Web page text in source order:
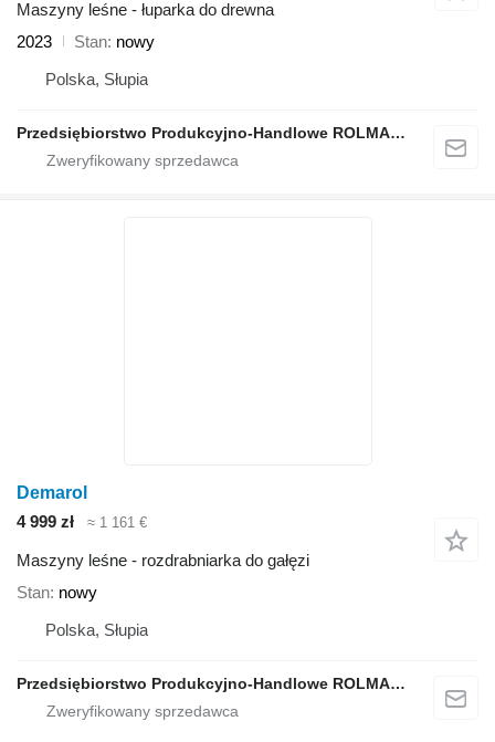
Maszyny leśne - łuparka do drewna
2023
Stan nowy
Polska, Słupia
Przedsiębiorstwo Produkcyjno-Handlowe ROLMAPOL Marcin Dziekan
Demarol
4 999 zł
≈ 1 161 €
Maszyny leśne - rozdrabniarka do gałęzi
Stan nowy
Polska, Słupia
Przedsiębiorstwo Produkcyjno-Handlowe ROLMAPOL Marcin Dziekan